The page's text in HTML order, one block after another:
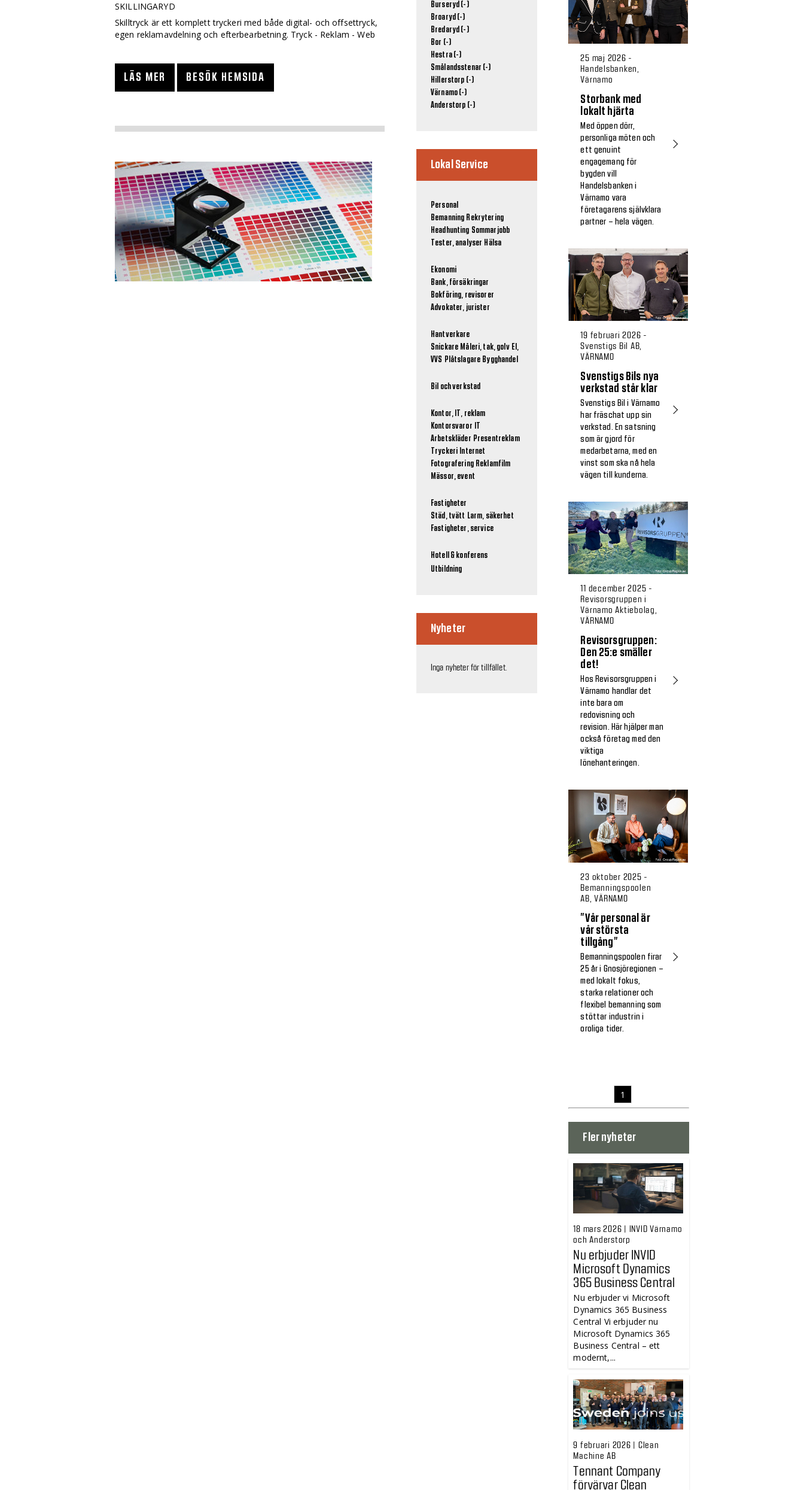
SKILLINGARYD
Skilltryck är ett komplett tryckeri med både digital- och offsettryck,
egen reklamavdelning och efterbearbetning. Tryck - Reklam - Web
LÄS MER BESÖK HEMSIDA
Burseryd (-)
Broaryd (-)
Bredaryd (-)
Bor (-)
Hestra (-)
Smålandsstenar (-)
Hillerstorp (-)
Värnamo (-)
Anderstorp (-)
Lokal Service
Personal
Bemanning Rekrytering
Headhunting Sommarjobb
Tester, analyser Hälsa
Ekonomi
Bank, försäkringar
Bokföring, revisorer
Advokater, jurister
Hantverkare
Snickare Måleri, tak, golv El,
VVS Plåtslagare Bygghandel
Bil och verkstad
Kontor, IT, reklam
Kontorsvaror
Arbetskläder Presentreklam
Tryckeri Internet
Fotografering Reklamfilm
Mässor, event
Fastigheter
Städ, tvätt Larm, säkerhet
Fastigheter, service
Hotell & konferens
Utbildning
Nyheter
Inga nyheter för tillfället.
25 maj 2026 -
Handelsbanken,
Värnamo
Storbank med
lokalt hjärta
Med öppen dörr,
personliga möten och
ett genuint
engagemang för
bygden vill
Handelsbanken i
Värnamo vara
företagarens självklara
partner – hela vägen.
19 februari 2026 -
Svenstigs Bil AB,
VÄRNAMO
Svenstigs Bils nya
verkstad står klar
Svenstigs Bil i Värnamo
har fräschat upp sin
verkstad. En satsning
som är gjord för
medarbetarna, med en
vinst som ska nå hela
vägen till kunderna.
11 december 2025 -
Revisorsgruppen i
Värnamo Aktiebolag,
VÄRNAMO
Revisorsgruppen:
Den 25:e smäller
det!
Hos Revisorsgruppen i
Värnamo handlar det
inte bara om
redovisning och
revision. Här hjälper man
också företag med den
viktiga
lönehanteringen.
23 oktober 2025 -
Bemanningspoolen
AB, VÄRNAMO
”Vår personal är
vår största
tillgång”
Bemanningspoolen firar
25 år i Gnosjöregionen –
med lokalt fokus,
starka relationer och
flexibel bemanning som
stöttar industrin i
oroliga tider.
1
Fler nyheter
18 mars 2026 | INVID Värnamo
och Anderstorp
Nu erbjuder INVID
Microsoft Dynamics
365 Business Central
Nu erbjuder vi Microsoft
Dynamics 365 Business
Central Vi erbjuder nu
Microsoft Dynamics 365
Business Central – ett
modernt,...
9 februari 2026 | Clean
Machine AB
Tennant Company
förvärvar Clean